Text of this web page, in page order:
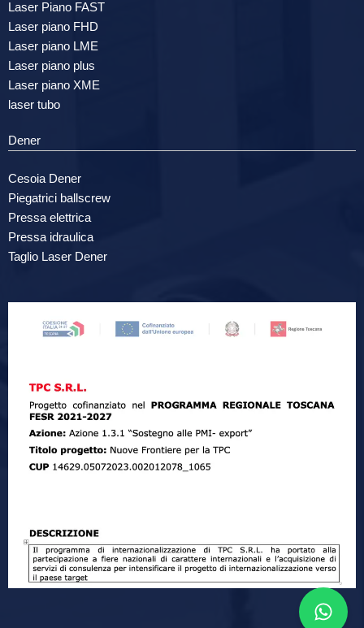
Laser Piano FAST
Laser piano FHD
Laser piano LME
Laser piano plus
Laser piano XME
laser tubo
Dener
Cesoia Dener
Piegatrici ballscrew
Pressa elettrica
Pressa idraulica
Taglio Laser Dener